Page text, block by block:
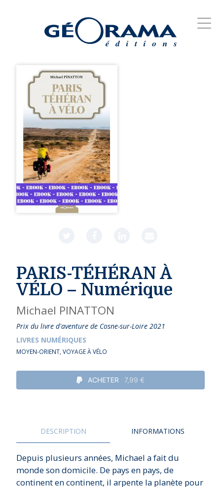
PARIS-TÉHÉRAN À
VÉLO – Numérique
Michael PINATTON
Prix du livre d'aventure de Cosne-sur-Loire 2021
LIVRES NUMÉRIQUES
MOYEN-ORIENT, VOYAGE À VÉLO
ACHETER 7,99 €
DESCRIPTION INFORMATIONS
Depuis plusieurs années, Michael a fait du
monde son domicile. De pays en pays, de
continent en continent, il arpente la planète pour